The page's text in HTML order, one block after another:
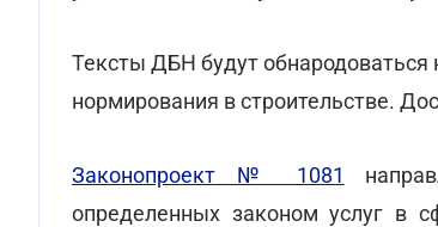
Тексты ДБН будут
нормирования в строительстве.
Законопроект № 1081
определенных законом услуг в